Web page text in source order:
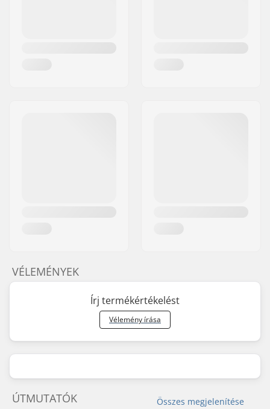
VÉLEMÉNYEK
Írj termékértékelést
Vélemény írása
Összes megjelenítése
ÚTMUTATÓK